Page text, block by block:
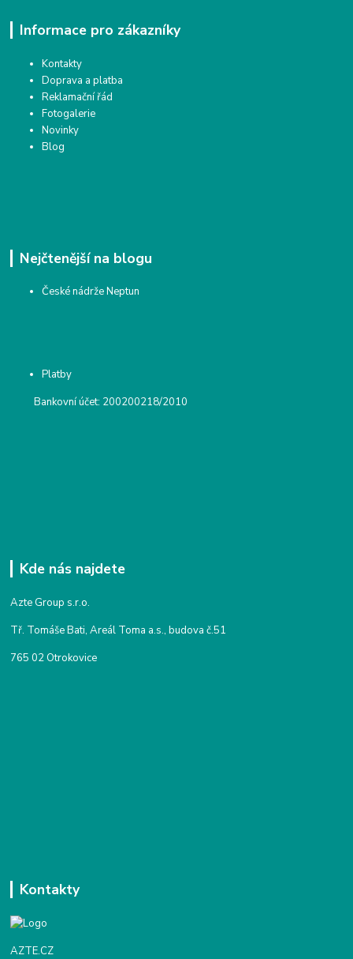
Informace pro zákazníky
Kontakty
Doprava a platba
Reklamační řád
Fotogalerie
Novinky
Blog
Nejčtenější na blogu
České nádrže Neptun
Platby
Bankovní účet: 200200218/2010
Kde nás najdete
Azte Group s.r.o.
Tř. Tomáše Bati, Areál Toma a.s., budova č.51
765 02 Otrokovice
Kontakty
AZTE.CZ